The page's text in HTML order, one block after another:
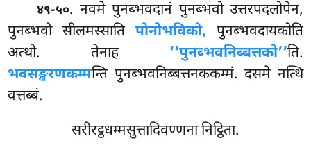
४९-५०. नवमेपुनब्भवदानं पुनब्भवो उत्तरपदलोपेन,
पुनब्भवो सीलमस्साति पोनोभविको, पुनब्भवदायकोति
अत्थो. तेनाह ‘‘पुनब्भवनिब्बत्तको’’ति.
भवसङ्खरणकम्मन्ति पुनब्भवनिब्बत्तनककम्मं. दसमे नत्थि
वत्तब्बं.
सरीरट्ठधम्मसुत्तादिवण्णना निट्ठिता.